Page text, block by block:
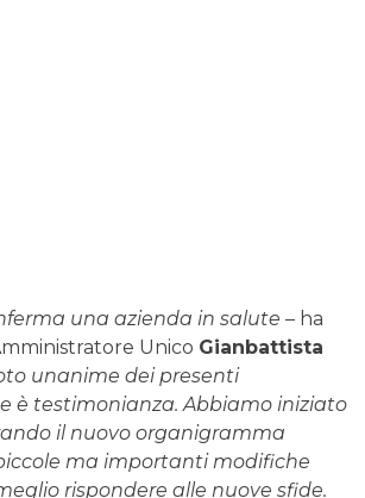
una azienda in salute – ha
Unico Gianbattista
unanime dei presenti
è testimonianza. Abbiamo iniziato
il nuovo organigramma
ma importanti modifiche
rispondere alle nuove sfide.